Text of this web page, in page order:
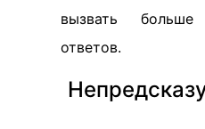
вызвать
ответов.